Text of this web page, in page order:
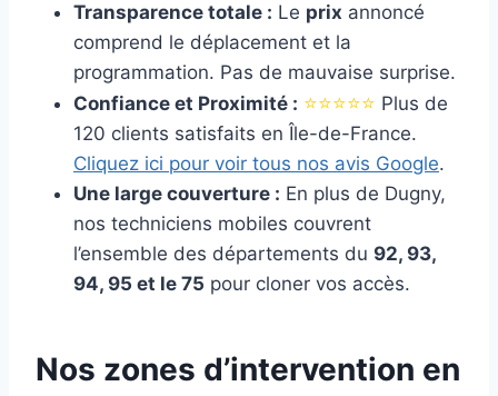
Transparence totale : Le prix annoncé
comprend le déplacement et la
programmation. Pas de mauvaise surprise.
Confiance et Proximité : ⭐⭐⭐⭐⭐ Plus de
120 clients satisfaits en Île-de-France.
Cliquez ici pour voir tous nos avis Google.
Une large couverture : En plus de Dugny,
nos techniciens mobiles couvrent
l’ensemble des départements du 92, 93,
94, 95 et le 75 pour cloner vos accès.
Nos zones d’intervention en